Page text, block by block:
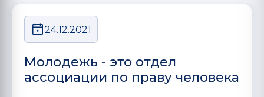
24.12.2021
Молодежь - это отдел
ассоциации по праву человека